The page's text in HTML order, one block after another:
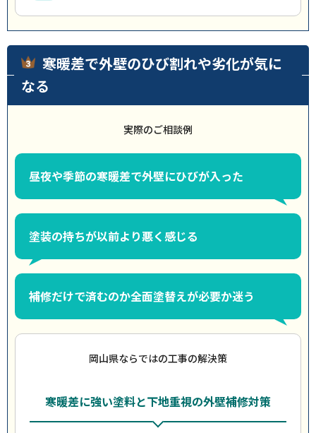
寒暖差で外壁のひび割れや劣化が気に
なる
実際のご相談例
昼夜や季節の寒暖差で外壁にひびが入った
塗装の持ちが以前より悪く感じる
補修だけで済むのか全面塗替えが必要か迷う
岡山県ならではの工事の解決策
寒暖差に強い塗料と下地重視の外壁補修対策